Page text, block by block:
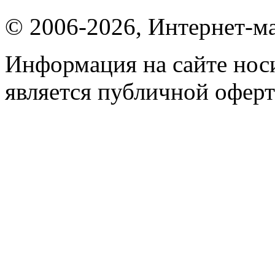
© 2006-2026, Интернет-
Информация на сайте
является публичной